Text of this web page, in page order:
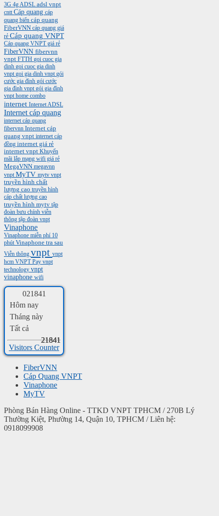
3G 4g ADSL adsl vnpt
cntt Cáp quang cáp
quang biển cáp quang
FiberVNN cáp quang giá
rẻ Cáp quang VNPT
Cáp quang VNPT giá rẻ
FiberVNN fibervnn
vnpt FTTH goi cuoc gia
dinh goi cuoc gia dinh
vnpt goi gia dinh vnpt gói
cước gia đình gói cước
gia đình vnpt gói gia đình
vnpt home combo
internet Internet ADSL
Internet cáp quang
internet cáp quang
fibervnn Internet cáp
quang vnpt internet cáp
đồng internet giá rẻ
internet vnpt Khuyến
mãi lắp mạng wifi giá rẻ
MegaVNN megavnn
vnpt MyTV mytv vnpt
truyền hình chất
lượng cao truyền hình
cáp chất lượng cao
truyền hình mytv tập
đoàn bưu chính viễn
thông tập đoàn vnpt
Vinaphone
Vinaphone miễn phí 10
phút Vinaphone tra sau
Viễn thông vnpt vnpt
hcm VNPT Pay vnpt
technology vnpt
vinaphone wifi
021841
Hôm nay
Tháng này
Tất cả
21841
21841
21841
Visitors Counter
FiberVNN
Cáp Quang VNPT
Vinaphone
MyTV
Phòng Bán Hàng Online - TTKD VNPT TPHCM / 270B Lý
Thường Kiệt, Phường 14, Quận 10, TPHCM / Liên hệ:
0918099908